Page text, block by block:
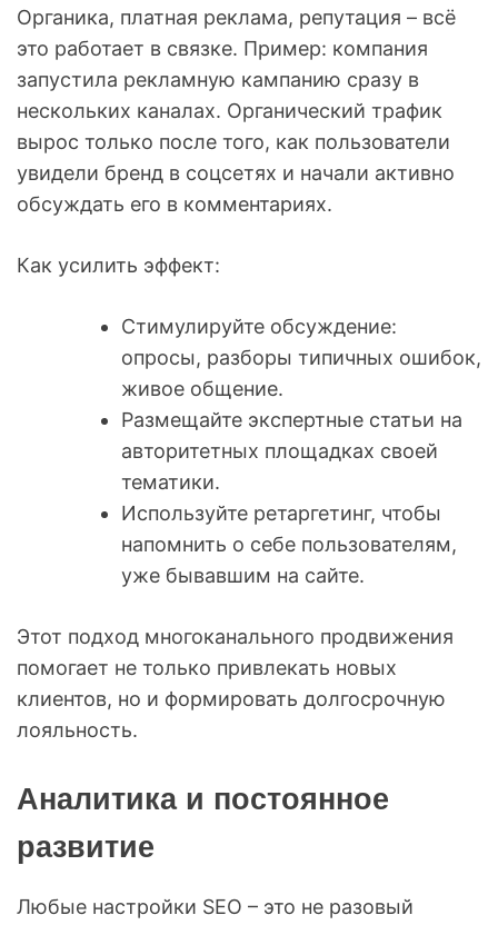
Органика, платная реклама, репутация – всё
это работает в связке. Пример: компания
запустила рекламную кампанию сразу в
нескольких каналах. Органический трафик
вырос только после того, как пользователи
увидели бренд в соцсетях и начали активно
обсуждать его в комментариях.
Как усилить эффект:
Стимулируйте обсуждение:
опросы, разборы типичных ошибок,
живое общение.
Размещайте экспертные статьи на
авторитетных площадках своей
тематики.
Используйте ретаргетинг, чтобы
напомнить о себе пользователям,
уже бывавшим на сайте.
Этот подход многоканального продвижения
помогает не только привлекать новых
клиентов, но и формировать долгосрочную
лояльность.
Аналитика и постоянное
развитие
Любые настройки SEO – это не разовый